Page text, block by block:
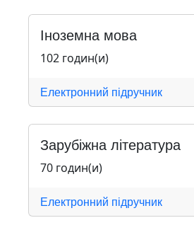
Іноземна мова
102 годин(и)
Електронний підручник
Зарубіжна література
70 годин(и)
Електронний підручник